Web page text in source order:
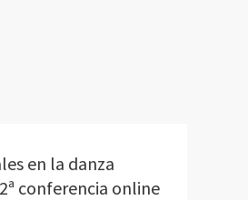
en la danza
conferencia online